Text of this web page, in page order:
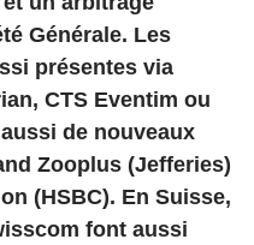
Générale. Les
présentes via
CTS Eventim ou
de nouveaux
Zooplus (Jefferies)
(HSBC). En Suisse,
font aussi